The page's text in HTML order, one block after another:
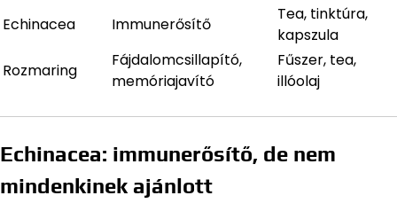
Echinacea
Immunerősítő
Tea, tinktúra,
kapszula
Rozmaring
Fájdalomcsillapító,
memóriajavító
Fűszer, tea,
illóolaj
Echinacea: immunerősítő, de nem
mindenkinek ajánlott